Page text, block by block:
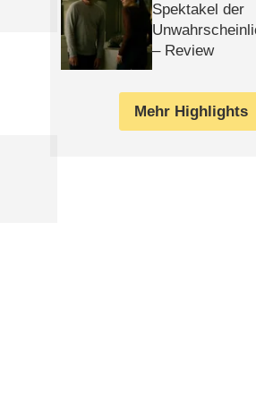
Spektakel der
– Review
Mehr Highlights